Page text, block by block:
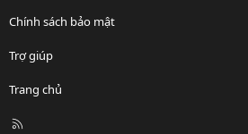
Chính sách bảo mật
Trợ giúp
Trang chủ
R